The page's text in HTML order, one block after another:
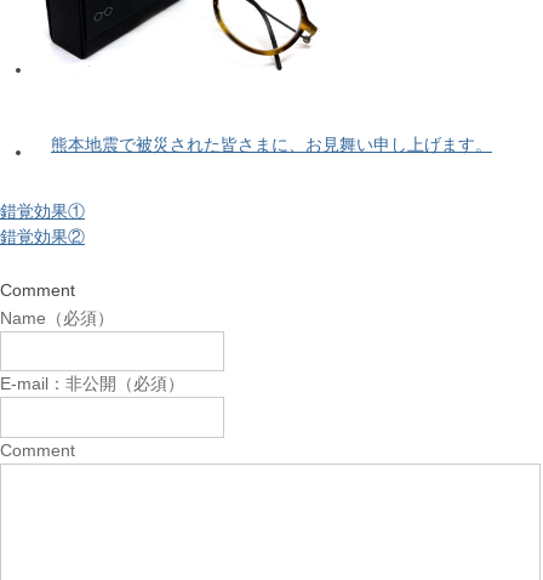
熊本地震で被災された皆さまに、お見舞い申し上げます。
錯覚効果①
錯覚効果②
Comment
Name（必須）
E-mail：非公開（必須）
Comment